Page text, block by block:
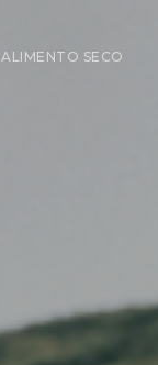
ALIMENTO SECO